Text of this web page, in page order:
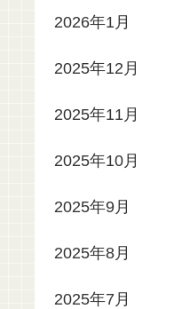
2026年1月
2025年12月
2025年11月
2025年10月
2025年9月
2025年8月
2025年7月